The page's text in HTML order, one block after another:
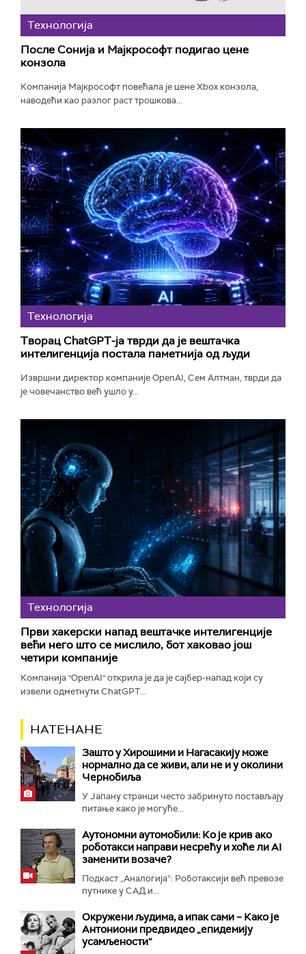
Технологијa
После Сонија и Мајкрософт подигао цене
конзола
Компанија Мајкрософт повећала је цене Xbox конзола,
наводећи као разлог раст трошкова...
Технологијa
Творац ChatGPT-ја тврди да је вештачка
интелигенција постала паметнија од људи
Извршни директор компаније OpenAI, Сем Алтман, тврди да
је човечанство већ ушло у...
Технологијa
Први хакерски напад вештачке интелигенције
већи него што се мислило, бот хаковао још
четири компаније
Компанија "OpenAI" открила је да је сајбер-напад који су
извели одметнути ChatGPT...
НАТЕНАНЕ
Зашто у Хирошими и Нагасакију може
нормално да се живи, али не и у околини
Чернобиља
У Јапану странци често забринуто постављају
питање како је могуће...
Аутономни аутомобили: Ко је крив ако
роботакси направи несрећу и хоће ли AI
заменити возаче?
Подкаст „Аналогија“: Роботаксији већ превозе
путнике у САД и...
Окружени људима, а ипак сами – Како је
Антониони предвидео „епидемију
усамљености“